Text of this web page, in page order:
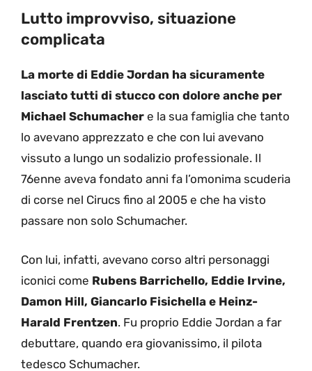
Lutto improvviso, situazione
complicata
La morte di Eddie Jordan ha sicuramente
lasciato tutti di stucco con dolore anche per
Michael Schumacher e la sua famiglia che tanto
lo avevano apprezzato e che con lui avevano
vissuto a lungo un sodalizio professionale. Il
76enne aveva fondato anni fa l’omonima scuderia
di corse nel Cirucs fino al 2005 e che ha visto
passare non solo Schumacher.
Con lui, infatti, avevano corso altri personaggi
iconici come Rubens Barrichello, Eddie Irvine,
Damon Hill, Giancarlo Fisichella e Heinz-
Harald Frentzen. Fu proprio Eddie Jordan a far
debuttare, quando era giovanissimo, il pilota
tedesco Schumacher.